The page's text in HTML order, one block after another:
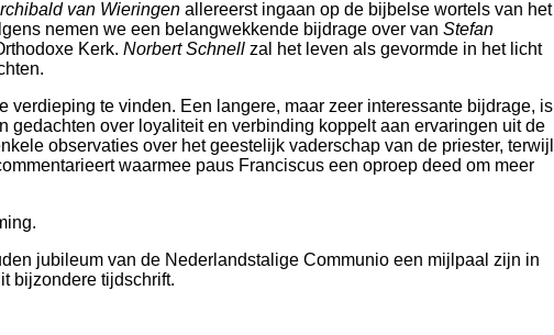
van Wieringen allereerst ingaan op de bijbelse wortels van het
nemen we een belangwekkende bijdrage over van Stefan
Kerk. Norbert Schnell zal het leven als gevormde in het licht
verdieping te vinden. Een langere, maar zeer interessante bijdrage, is
gedachten over loyaliteit en verbinding koppelt aan ervaringen uit de
observaties over het geestelijk vaderschap van de priester, terwijl
waarmee paus Franciscus een oproep deed om meer
jubileum van de Nederlandstalige Communio een mijlpaal zijn in
bijzondere tijdschrift.